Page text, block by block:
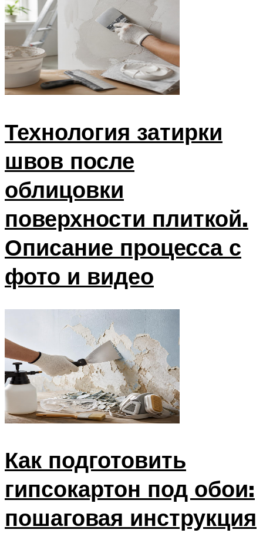
Технология затирки
швов после
облицовки
поверхности плиткой.
Описание процесса с
фото и видео
Как подготовить
гипсокартон под обои:
пошаговая инструкция